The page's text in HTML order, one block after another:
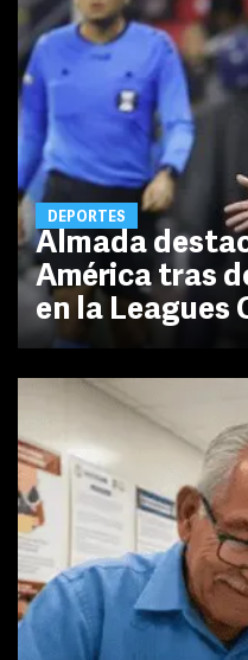
DEPORTES
Almada
América tras
en la Leagues